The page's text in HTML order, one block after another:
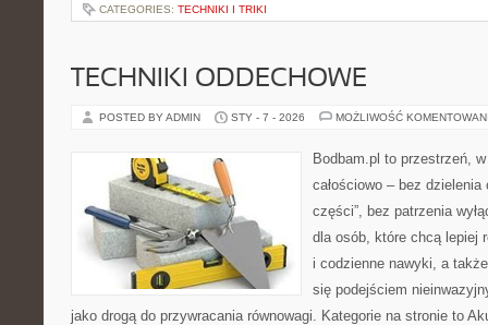
CATEGORIES: TECHNIKI I TRIKI
TECHNIKI ODDECHOWE
POSTED BY ADMIN STY - 7 - 2026 MOŻLIWOŚĆ
Bodbam.pl to przestrzeń,
całościowo – bez dzielenia
części”, bez patrzenia
dla osób, które chcą lepiej
i codzienne nawyki, a
się podejściem
jako drogą do przywracania równowagi. Kategorie na stronie to